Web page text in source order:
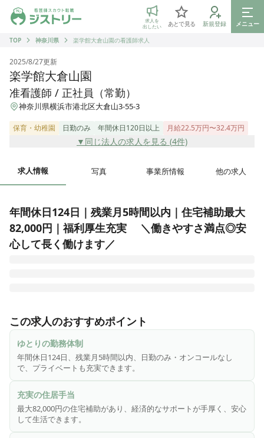
ジストリー 看護師の転職マッチング
求人を
出したい
あとで見る 新規登録
メニュー
TOP
神奈川県 楽学館大倉山園の看護師求人
2025/8/27更新
楽学館大倉山園
准看護師 / 正社員（常勤）
神奈川県横浜市港北区大倉山3-55-3
保育・幼稚園 日勤のみ 年間休日120日以上 月給22.5万円〜32.4万円
▼同じ法人の求人を見る (4件)
求人情報 写真 事業所情報 他の求人
年間休日124日｜残業月5時間以内｜住宅補助最大
82,000円｜福利厚生充実　 ＼働きやすさ満点◎安
心して長く働けます／
で17園を展開！
「やらせない・教えない・無理強いしない」
「１に楽しく、２に楽しく３・４が無くて５に楽しく」
を理念に、子どもたちの「楽しい・好き」を大切にしていま
す。
＼天才キッズクラブで叶える、「～したい！」／
この求人のおすすめポイント
ゆとりの勤務体制
年間休日124日、残業月5時間以内、日勤のみ・オンコールなし
で、プライベートも充実できます。
充実の住居手当
最大82,000円の住宅補助があり、経済的なサポートが手厚く、安心
して生活できます。